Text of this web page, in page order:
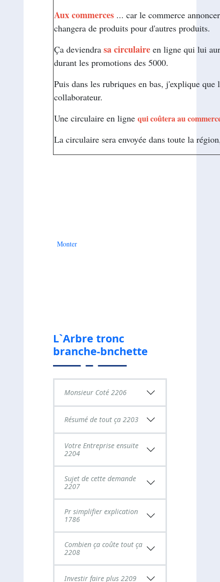
Aux commerces ... car le commerce
changera de produits pour d'autres produits.
Ça deviendra sa circulaire en ligne qui lui
durant les promotions des 5000.
Puis dans les rubriques en bas, j'explique
collaborateur.
Une circulaire en ligne qui coûtera au
La circulaire sera envoyée dans toute la
Monter
L`Arbre tronc
branche-bnchette
Monsieur Coté 2206
Résumé de tout ça 2203
Votre Entreprise ensuite
2204
Sujet de cette demande
2207
Pr simplifier explication
1786
Combien ça coûte tout ça
2208
Investir faire plus 2209